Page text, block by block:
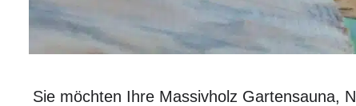
Sie möchten Ihre Massivholz Gartensauna,